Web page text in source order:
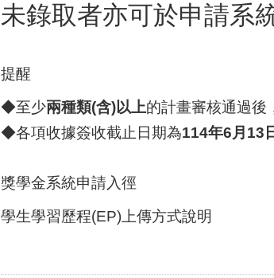
未錄取者亦可於申請系
提醒
◆至少兩種類(含)以上的計畫審核通過後
◆各項收據簽收截止日期為114年6月13
獎學金系統申請入徑
學⽣學習歷程(EP)上傳⽅式說明